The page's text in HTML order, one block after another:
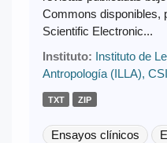
Commons disponibles,
Scientific Electronic...
Instituto: Instituto de
Antropología (ILLA),
TXT ZIP
Ensayos clínicos